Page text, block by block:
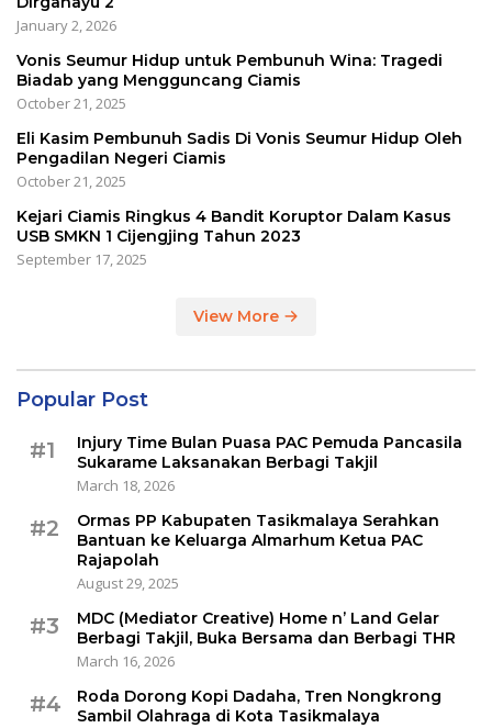
January 2, 2026
Vonis Seumur Hidup untuk Pembunuh Wina: Tragedi
Biadab yang Mengguncang Ciamis
October 21, 2025
Eli Kasim Pembunuh Sadis Di Vonis Seumur Hidup Oleh
Pengadilan Negeri Ciamis
October 21, 2025
Kejari Ciamis Ringkus 4 Bandit Koruptor Dalam Kasus
USB SMKN 1 Cijengjing Tahun 2023
September 17, 2025
View More
Popular Post
#1
Injury Time Bulan Puasa PAC Pemuda Pancasila
Sukarame Laksanakan Berbagi Takjil
March 18, 2026
#2
Ormas PP Kabupaten Tasikmalaya Serahkan
Bantuan ke Keluarga Almarhum Ketua PAC
Rajapolah
August 29, 2025
#3
MDC (Mediator Creative) Home n’ Land Gelar
Berbagi Takjil, Buka Bersama dan Berbagi THR
March 16, 2026
#4
Roda Dorong Kopi Dadaha, Tren Nongkrong
Sambil Olahraga di Kota Tasikmalaya